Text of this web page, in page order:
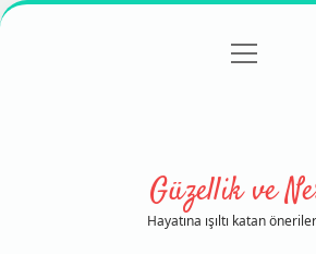
Gizlilik Politikası
menüyü
Güzellik ve
Hayatına ışıltı katan